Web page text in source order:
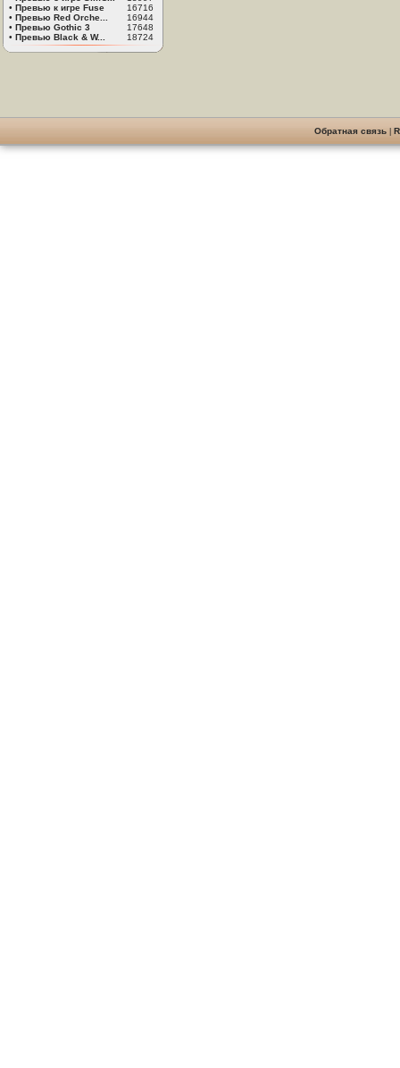
• Превью к игре Fuse
16716
• Превью Red Orche...
16944
• Превью Gothic 3
17648
• Превью Black & W... 18724
Обратная связь